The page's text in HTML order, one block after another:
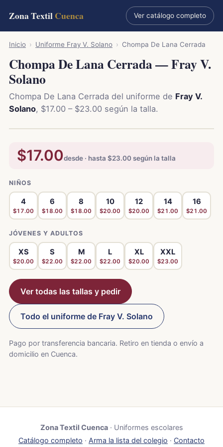
Zona TextilCuenca Ver catálogo completo
Inicio › Uniforme Fray V. Solano › Chompa De Lana Cerrada
Chompa De Lana Cerrada — Fray V.
Solano
Chompa De Lana Cerrada del uniforme de Fray V.
Solano, $17.00 – $23.00 según la talla.
$17.00desde · hasta $23.00 según la talla
NIÑOS
4
$17.00
6
$18.00
8
$18.00
10
$20.00
12
$20.00
14
$21.00
16
$21.00
JÓVENES Y ADULTOS
XS
$20.00
S
$22.00
M
$22.00
L
$22.00
XL
$20.00
XXL
$23.00
Ver todas las tallas y pedir
Todo el uniforme de Fray V. Solano
Pago por transferencia bancaria. Retiro en tienda o envío a
domicilio en Cuenca.
Zona Textil Cuenca· Uniformes escolares
Catálogo completo · Arma la lista del colegio · Contacto